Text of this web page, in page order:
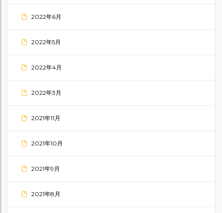
2022年6月
2022年5月
2022年4月
2022年3月
2021年11月
2021年10月
2021年9月
2021年8月